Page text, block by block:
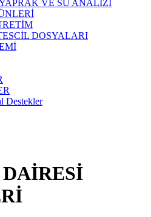
VE SU ANALİZİ
DOSYALARI
Destekler